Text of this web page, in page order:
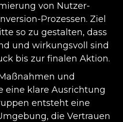
von Nutzer-
Prozessen. Ziel
so zu gestalten, dass
und wirkungsvoll sind
bis zur finalen Aktion.
und
eine klare Ausrichtung
entsteht eine
die Vertrauen